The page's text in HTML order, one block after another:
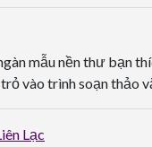
mẫu nền thư bạn
vào trình soạn thảo
Lạc